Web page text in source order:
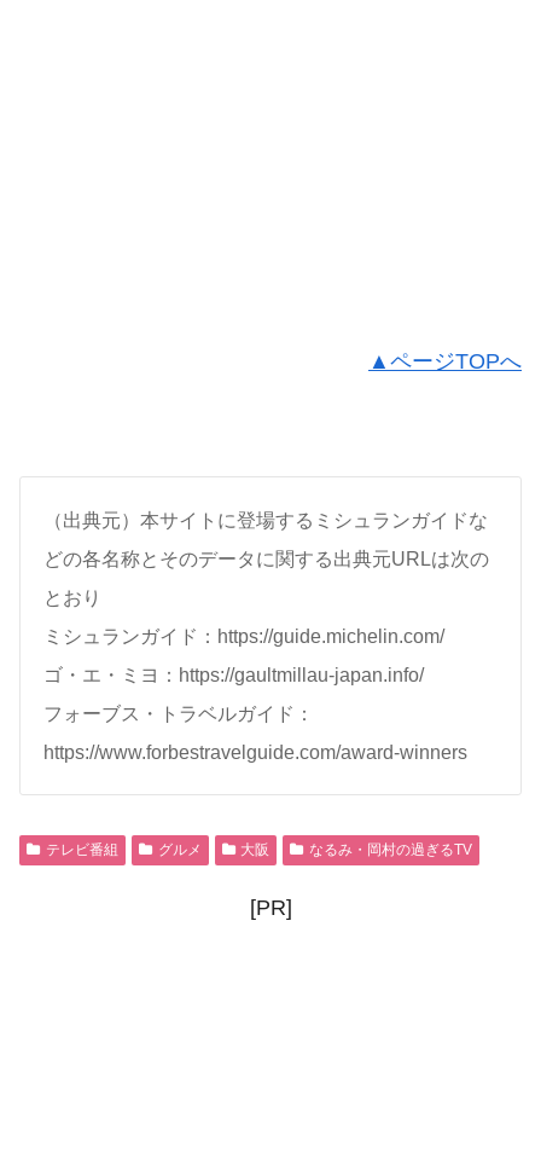
▲ページTOPへ
（出典元）本サイトに登場するミシュランガイドな
どの各名称とそのデータに関する出典元URLは次の
とおり
ミシュランガイド：https://guide.michelin.com/
ゴ・エ・ミヨ：https://gaultmillau-japan.info/
フォーブス・トラベルガイド：
https://www.forbestravelguide.com/award-winners
テレビ番組 グルメ 大阪 なるみ・岡村の過ぎるTV
[PR]